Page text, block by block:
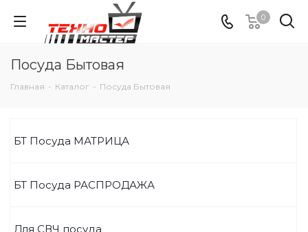
0
Посуда Бытовая
Главная - Каталог - Посуда Бытовая
БТ Посуда МАТРИЦА
БТ Посуда РАСПРОДАЖА
Для СВЧ посуда